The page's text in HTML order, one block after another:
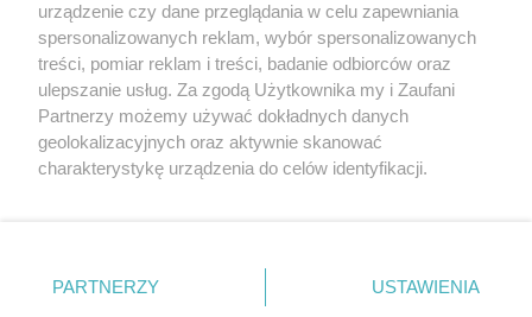
tzn. bez właściwej zgody, jest zabronione pod groźbą kary i może być
ścigane prawnie.
urządzenie czy dane przeglądania w celu zapewniania
spersonalizowanych reklam, wybór spersonalizowanych
treści, pomiar reklam i treści, badanie odbiorców oraz
ulepszanie usług. Za zgodą Użytkownika my i Zaufani
Partnerzy możemy używać dokładnych danych
geolokalizacyjnych oraz aktywnie skanować
charakterystykę urządzenia do celów identyfikacji.
zmienić/wycofać klikając przycisk ustawień prywatności
znajdujący się w lewym dolnym rogu strony
PARTNERZY USTAWIENIA